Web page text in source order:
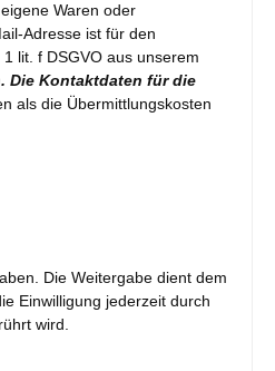
Waren oder
Adresse ist für den
lit. f DSGVO aus unserem
Die Kontaktdaten für die
als die Übermittlungskosten
Die Weitergabe dient dem
Einwilligung jederzeit durch
wird.